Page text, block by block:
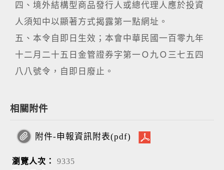
四、境外結構型商品發行人或總代理人應於投資
人須知中以顯著方式揭露第一點網址。
五、本令自即日生效；本會中華民國一百零九年
十二月二十五日金管證券字第一Ｏ九Ｏ三七五四
八八號令，自即日廢止。
相關附件
附件-申報資訊附表(pdf)
瀏覽人次： 9335